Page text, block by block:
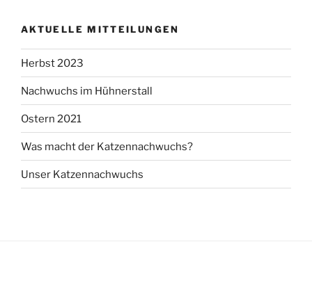
AKTUELLE MITTEILUNGEN
Herbst 2023
Nachwuchs im Hühnerstall
Ostern 2021
Was macht der Katzennachwuchs?
Unser Katzennachwuchs